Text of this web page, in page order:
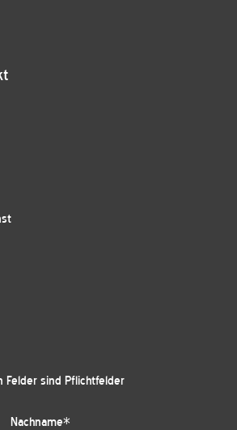
Felder sind Pflichtfelder
Nachname*